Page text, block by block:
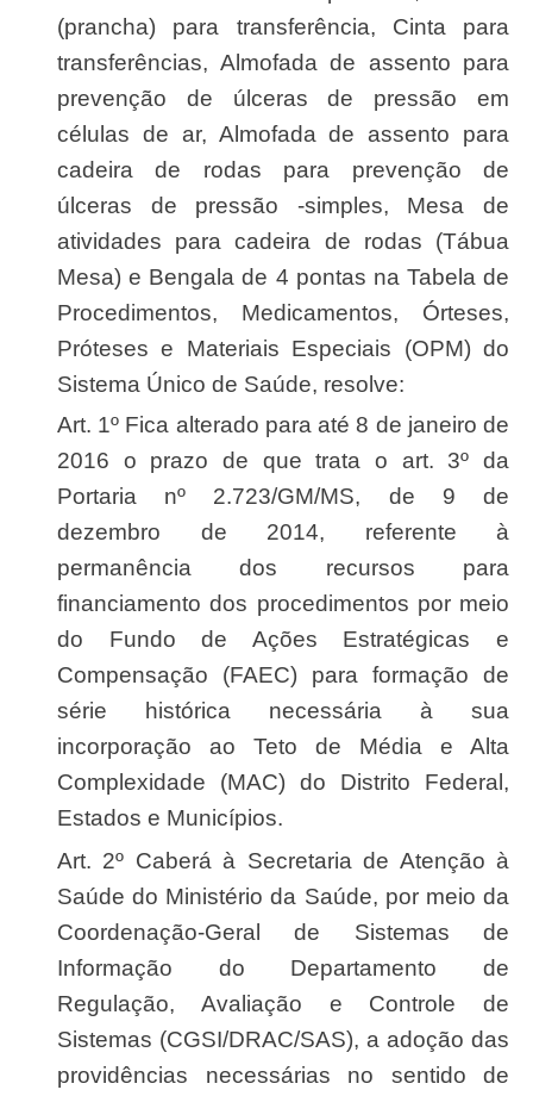
(prancha) para transferência, Cinta para
transferências, Almofada de assento para
prevenção de úlceras de pressão em
células de ar, Almofada de assento para
cadeira de rodas para prevenção de
úlceras de pressão -simples, Mesa de
atividades para cadeira de rodas (Tábua
Mesa) e Bengala de 4 pontas na Tabela de
Procedimentos, Medicamentos, Órteses,
Próteses e Materiais Especiais (OPM) do
Sistema Único de Saúde, resolve:
Art. 1º Fica alterado para até 8 de janeiro de
2016 o prazo de que trata o art. 3º da
Portaria nº 2.723/GM/MS, de 9 de
dezembro de 2014, referente à
permanência dos recursos para
financiamento dos procedimentos por meio
do Fundo de Ações Estratégicas e
Compensação (FAEC) para formação de
série histórica necessária à sua
incorporação ao Teto de Média e Alta
Complexidade (MAC) do Distrito Federal,
Estados e Municípios.
Art. 2º Caberá à Secretaria de Atenção à
Saúde do Ministério da Saúde, por meio da
Coordenação-Geral de Sistemas de
Informação do Departamento de
Regulação, Avaliação e Controle de
Sistemas (CGSI/DRAC/SAS), a adoção das
providências necessárias no sentido de